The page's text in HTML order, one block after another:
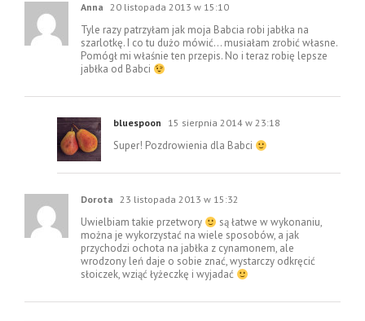
Anna 20 listopada 2013 w 15:10
Tyle razy patrzyłam jak moja Babcia robi jabłka na
szarlotkę. I co tu dużo mówić… musiałam zrobić własne.
Pomógł mi właśnie ten przepis. No i teraz robię lepsze
jabłka od Babci
bluespoon 15 sierpnia 2014 w 23:18
Super! Pozdrowienia dla Babci
Dorota 23 listopada 2013 w 15:32
Uwielbiam takie przetwory
są łatwe w wykonaniu,
można je wykorzystać na wiele sposobów, a jak
przychodzi ochota na jabłka z cynamonem, ale
wrodzony leń daje o sobie znać, wystarczy odkręcić
słoiczek, wziąć łyżeczkę i wyjadać